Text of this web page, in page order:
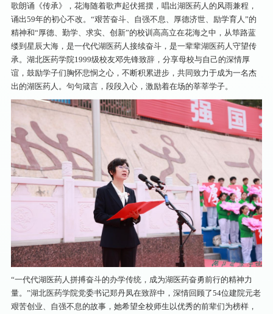
歌朗诵《传承》，花海随着歌声起伏摇摆，唱出湖医药人的风雨兼程，
诵出59年的初心不改。“艰苦奋斗、自强不息、厚德济世、励学育人”的
精神和“厚德、勤学、求实、创新”的校训高高立在花海之中，从筚路蓝
缕到星辰大海，是一代代湖医药人接续奋斗，是一辈辈湖医药人守望传
承。湖北医药学院1999级校友邓先锋致辞，分享母校与自己的深情厚
谊，鼓励学子们胸怀悲悯之心，不断积累进步，共同致力于成为一名杰
出的湖医药人。句句箴言，段段入心，激励着在场的莘莘学子。
“一代代湖医药人拼搏奋斗的办学传统，成为湖医药奋勇前行的精神力
量。”湖北医药学院党委书记郑丹凤在致辞中，深情回顾了54位建院元老
艰苦创业、自强不息的故事，她希望全校师生以优秀的前辈们为榜样，